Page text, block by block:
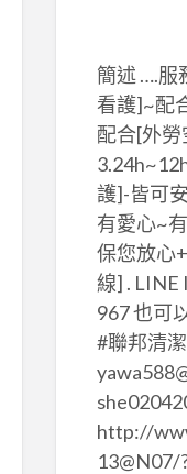
簡述 ….服
看護]~配
配合[外
護]-皆可
有愛心~
保您放心
線] . LINE
967 也可
#聯邦清
http://